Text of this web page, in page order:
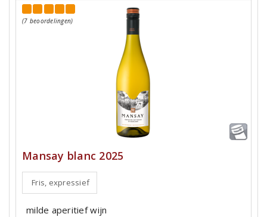
(7 beoordelingen)
Mansay blanc 2025
Fris, expressief
milde aperitief wijn